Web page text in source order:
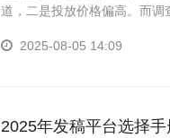
道，二是投放价格偏高。而
2025-08-05 14:09
2025年发稿平台选择